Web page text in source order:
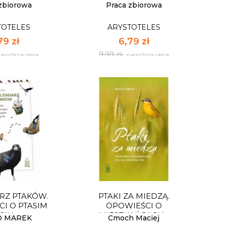
Ilość:
DO KOSZYKA
zł
cena
KOLORY
zł
cena
39
Praca zbiorowa
ARYSTOTELES
6,79 zł
9,99 zł najniższa cena
WIELKANOCNE
MALOWANKI
ARYSTOTELES
9,99 zł najniższa cena
Dostępnych: 39
Ilość:
PTAKÓW.
O PTASIM
MAREK
PTAKI ZA MIEDZĄ.
OPOWIEŚCI O
MIESZKAŃCACH...
Cmoch Maciej